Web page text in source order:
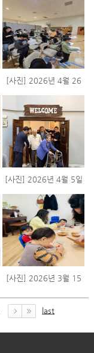
[사진] 2026년 4월 26
일 주일 스케치
[사진] 2026년 4월 5일
부활주일 스케치
[사진] 2026년 3월 15
일 주일 스케치
last